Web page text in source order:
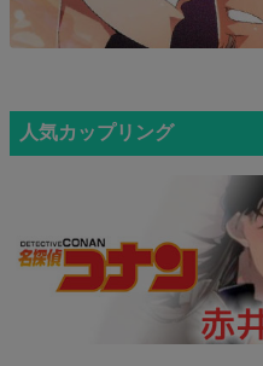
人気カップリング